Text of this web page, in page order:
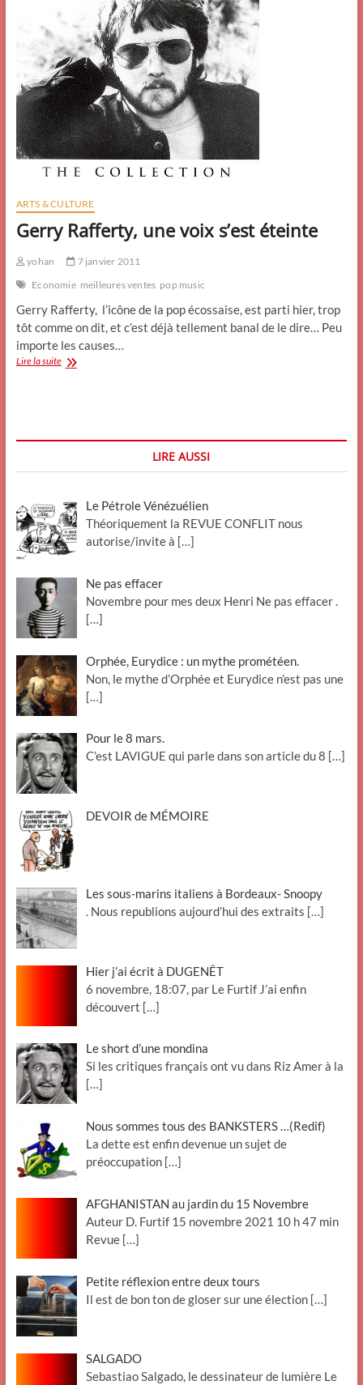
ARTS & CULTURE
Gerry Rafferty, une voix s’est éteinte
yohan
7 janvier 2011
Economie meilleures ventes pop music
Gerry Rafferty, l’icône de la pop écossaise, est parti hier, trop
tôt comme on dit, et c’est déjà tellement banal de le dire… Peu
importe les causes…
Lire la suiteGerry
LIRE AUSSI
Le Pétrole Vénézuélien
Théoriquement la REVUE CONFLIT nous
autorise/invite à […]
Ne pas effacer
Novembre pour mes deux Henri Ne pas effacer .
[…]
Orphée, Eurydice : un mythe prométéen.
Non, le mythe d’Orphée et Eurydice n’est pas une
[…]
Pour le 8 mars.
C’est LAVIGUE qui parle dans son article du 8 […]
DEVOIR de MÉMOIRE
Les sous-marins italiens à Bordeaux- Snoopy
. Nous republions aujourd’hui des extraits […]
Hier j’ai écrit à DUGENÊT
6 novembre, 18:07, par Le Furtif J’ai enfin
découvert […]
Le short d’une mondina
Si les critiques français ont vu dans Riz Amer à la
[…]
Nous sommes tous des BANKSTERS …(Redif)
La dette est enfin devenue un sujet de
préoccupation […]
AFGHANISTAN au jardin du 15 Novembre
Auteur D. Furtif 15 novembre 2021 10 h 47 min
Revue […]
Petite réflexion entre deux tours
Il est de bon ton de gloser sur une élection […]
SALGADO
Sebastiao Salgado, le dessinateur de lumière Le